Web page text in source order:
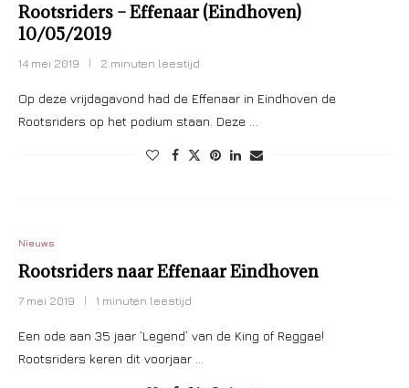
Rootsriders – Effenaar (Eindhoven)
10/05/2019
14 mei 2019 2 minuten leestijd
Op deze vrijdagavond had de Effenaar in Eindhoven de
Rootsriders op het podium staan. Deze …
Nieuws
Rootsriders naar Effenaar Eindhoven
7 mei 2019 1 minuten leestijd
Een ode aan 35 jaar ‘Legend’ van de King of Reggae!
Rootsriders keren dit voorjaar …